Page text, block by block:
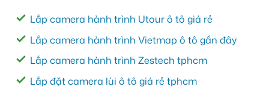
Lắp camera hành trình Utour ô tô giá rẻ
Lắp camera hành trình Vietmap ô tô gần đây
Lắp camera hành trình Zestech tphcm
Lắp đặt camera lùi ô tô giá rẻ tphcm